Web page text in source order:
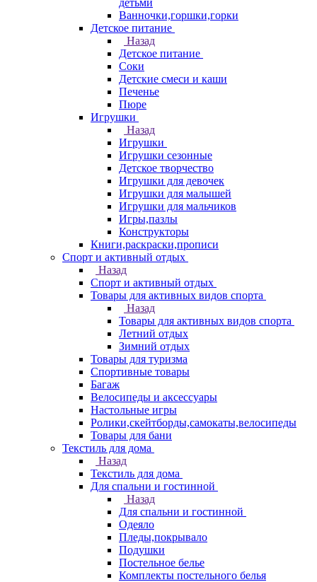
детьми
Ванночки,горшки,горки
Детское питание
Назад
Детское питание
Соки
Детские смеси и каши
Печенье
Пюре
Игрушки
Назад
Игрушки
Игрушки сезонные
Детское творчество
Игрушки для девочек
Игрушки для малышей
Игрушки для мальчиков
Игры,пазлы
Конструкторы
Книги,раскраски,прописи
Спорт и активный отдых
Назад
Спорт и активный отдых
Товары для активных видов спорта
Назад
Товары для активных видов спорта
Летний отдых
Зимний отдых
Товары для туризма
Спортивные товары
Багаж
Велосипеды и аксессуары
Настольные игры
Ролики,скейтборды,самокаты,велосипеды
Товары для бани
Текстиль для дома
Назад
Текстиль для дома
Для спальни и гостинной
Назад
Для спальни и гостинной
Одеяло
Пледы,покрывало
Подушки
Постельное белье
Комплекты постельного белья